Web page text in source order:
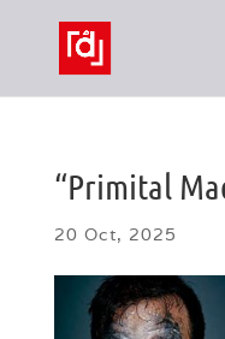
“Primital
20 Oct, 2025